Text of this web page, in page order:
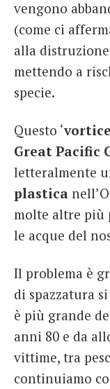
vengono
(come ci
alla
mettendo a
specie.
Questo ‘
Great Pacific
letteralmente
plastica
molte altre più
le acque del
Il problema è
di spazzatura
è più grande
anni 80 e da
vittime, tra
continuiamo